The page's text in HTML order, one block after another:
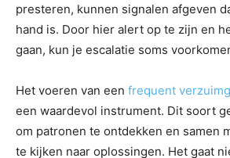
presteren, kunnen signalen afgeven
hand is. Door hier alert op te zijn en
gaan, kun je escalatie soms
Het voeren van een frequent
een waardevol instrument. Dit soort
om patronen te ontdekken en samen
te kijken naar oplossingen. Het gaat